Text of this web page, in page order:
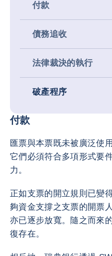
付款
債務追收
法律裁決的執行
破產程序
付款
匯票與本票既未被廣泛使
它們必須符合多項形式要
力。
正如支票的開立規則已變
夠資金支撐之支票的開票
亦已逐步放寬。隨之而來
復存在。